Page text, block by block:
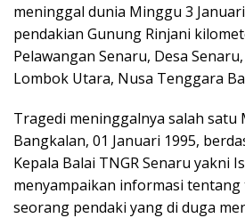
meninggal dunia Minggu 3
pendakian Gunung Rinjani
Pelawangan Senaru, Desa
Lombok Utara, Nusa Tenggara
Tragedi meninggalnya salah satu
Bangkalan, 01 Januari 1995,
Kepala Balai TNGR Senaru yakni
menyampaikan informasi
seorang pendaki yang di duga